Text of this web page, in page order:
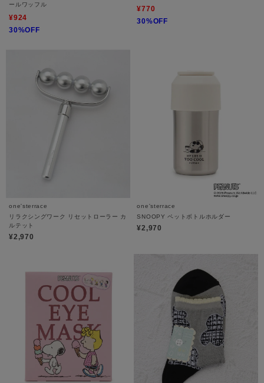
ールワッフル
¥924
30%OFF
¥770
30%OFF
one'sterrace
リラクシングワーク リセットローラー カ
ルテット
¥2,970
one'sterrace
SNOOPY ペットボトルホルダー
¥2,970